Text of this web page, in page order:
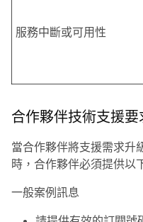
服務中斷或可用性
合作夥伴技術支援要
當合作夥伴將支援需求升
時，合作夥伴必須提供以
一般案例訊息